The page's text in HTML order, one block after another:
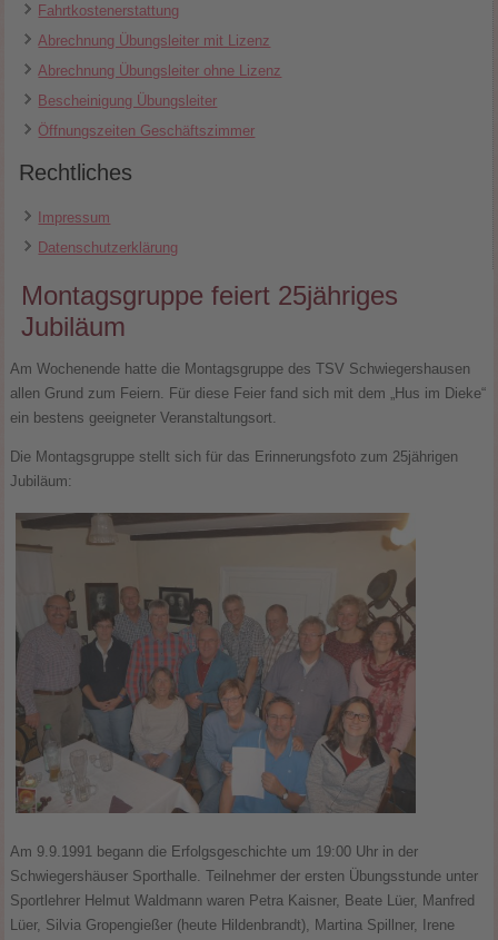
Fahrtkostenerstattung
Abrechnung Übungsleiter mit Lizenz
Abrechnung Übungsleiter ohne Lizenz
Bescheinigung Übungsleiter
Öffnungszeiten Geschäftszimmer
Rechtliches
Impressum
Datenschutzerklärung
Montagsgruppe feiert 25jähriges
Jubiläum
Am Wochenende hatte die Montagsgruppe des TSV Schwiegershausen
allen Grund zum Feiern. Für diese Feier fand sich mit dem „Hus im Dieke“
ein bestens geeigneter Veranstaltungsort.
Die Montagsgruppe stellt sich für das Erinnerungsfoto zum 25jährigen
Jubiläum:
Am 9.9.1991 begann die Erfolgsgeschichte um 19:00 Uhr in der
Schwiegershäuser Sporthalle. Teilnehmer der ersten Übungsstunde unter
Sportlehrer Helmut Waldmann waren Petra Kaisner, Beate Lüer, Manfred
Lüer, Silvia Gropengießer (heute Hildenbrandt), Martina Spillner, Irene